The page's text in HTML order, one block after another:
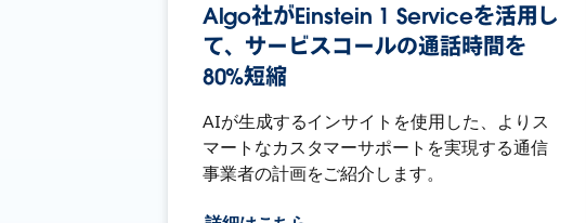
Algo社がEinstein 1 Serviceを活用し
て、サービスコールの通話時間を
80%短縮
AIが生成するインサイトを使用した、よりス
マートなカスタマーサポートを実現する通信
事業者の計画をご紹介します。